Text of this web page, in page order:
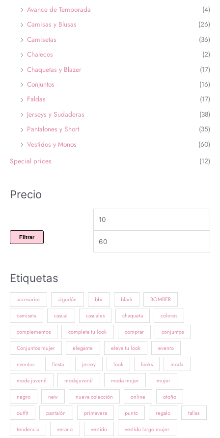
Avance de Temporada
(4)
Camisas y Blusas
(26)
Camisetas
(36)
Chalecos
(2)
Chaquetas y Blazer
(17)
Conjuntos
(16)
Faldas
(17)
Jerseys y Sudaderas
(38)
Pantalones y Short
(35)
Vestidos y Monos
(60)
Special prices
(12)
Precio
Filtrar
Etiquetas
accesorios algodón bbc black BOMBER
camiseta casual casuales chaqueta colores
complementos completa tu look comprar conjuntos
Conjuntos mujer elegante eleva tu look evento
eventos fiesta jersey look looks moda
moda juvenil modajuvenil moda mujer mujer
negro new nueva colección online otoño
outfit pantalón primavera punto regalo tallas
tendencia verano vestido vestido largo mujer